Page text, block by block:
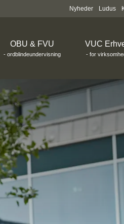
Nyheder Ludus
OBU & FVU
- ordblindeundervisning
VUC
- for